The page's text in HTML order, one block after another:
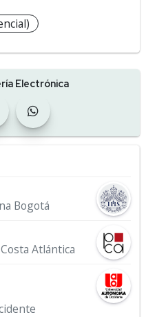
Electrónica
Bogotá
Atlántica